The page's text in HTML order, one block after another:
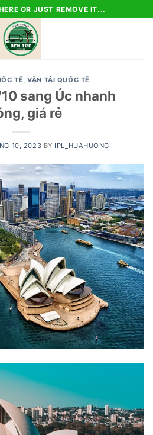
OR JUST REMOVE IT...
TẾ,VẬN TẢI QUỐC TẾ
sang Úc nhanh
giá rẻ
10, 2023 BY IPL_HUAHUONG